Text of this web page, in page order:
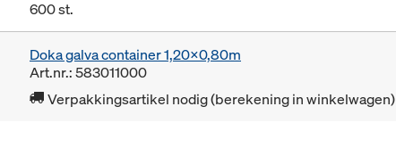
600 st.
Doka galva container 1,20x0,80m
Art.nr.: 583011000
Verpakkingsartikel nodig (berekening in winkelwagen)